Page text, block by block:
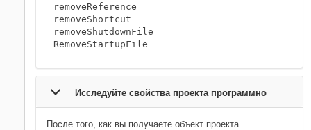
removeReference
removeShortcut
removeShutdownFile
RemoveStartupFile
Исследуйте свойства проекта программно
После того, как вы получаете объект проекта